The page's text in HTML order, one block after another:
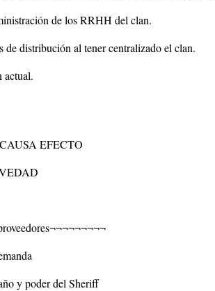
de los RRHH del clan.
de distribución al tener centralizado el clan.
actual.
EFECTO
y poder del Sheriff